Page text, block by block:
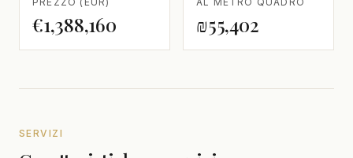
€1,388,160 ₪55,402
SERVIZI